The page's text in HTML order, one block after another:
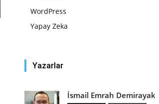
WordPress
Yapay Zeka
Yazarlar
İsmail Emrah Demirayak